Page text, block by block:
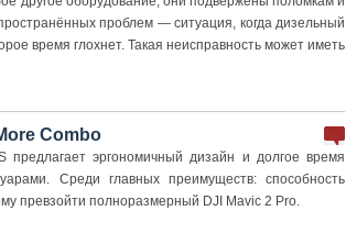
проблем — ситуация, когда дизельный
время глохнет. Такая неисправность может иметь
Combo
предлагает эргономичный дизайн и долгое время
Среди главных преимуществ: способность
превзойти полноразмерный DJI Mavic 2 Pro.